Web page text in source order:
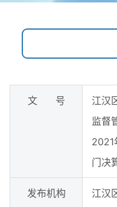
文 号
江汉
监督
2021
门决
发布机构
江汉